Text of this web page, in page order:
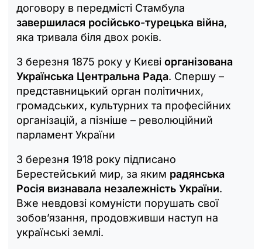
договору в передмісті Стамбула
завершилася російсько-турецька війна,
яка тривала біля двох років.
3 березня 1875 року у Києві організована
Українська Центральна Рада. Спершу –
представницький орган політичних,
громадських, культурних та професійних
організацій, а пізніше – революційний
парламент України
3 березня 1918 року підписано
Берестейський мир, за яким радянська
Росія визнавала незалежність України.
Вже невдовзі комуністи порушать свої
зобов’язання, продовживши наступ на
українські землі.